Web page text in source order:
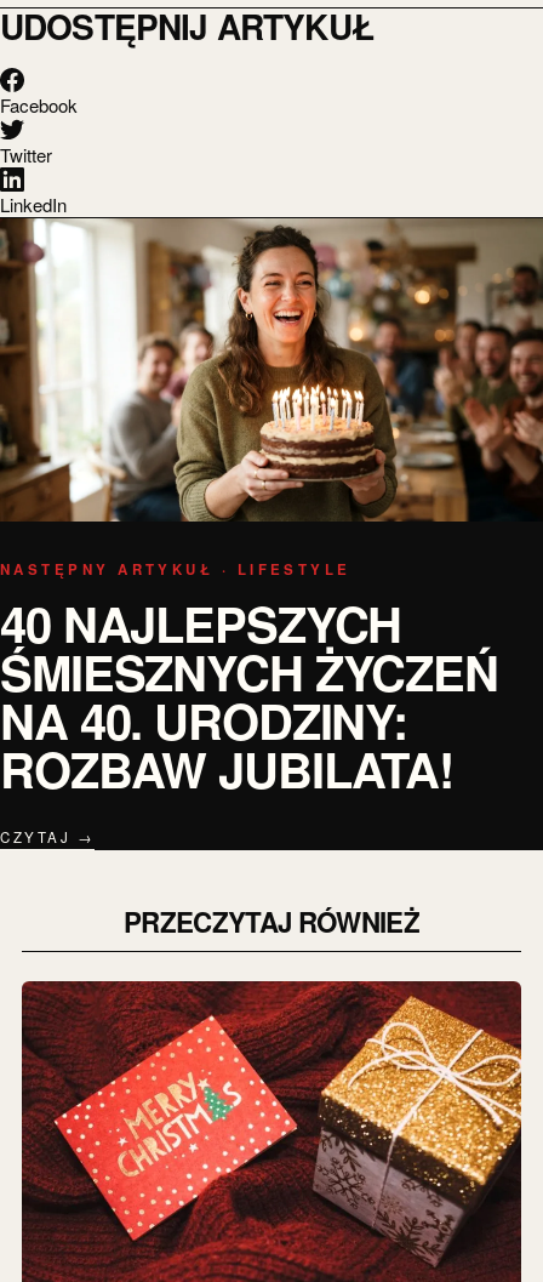
UDOSTĘPNIJ ARTYKUŁ
Facebook
Twitter
LinkedIn
NASTĘPNY ARTYKUŁ · LIFESTYLE
40 NAJLEPSZYCH
ŚMIESZNYCH ŻYCZEŃ
NA 40. URODZINY:
ROZBAW JUBILATA!
CZYTAJ →
PRZECZYTAJ RÓWNIEŻ